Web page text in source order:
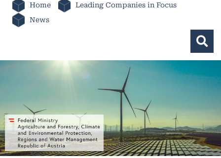
Home
Leading Companies in Focus
News